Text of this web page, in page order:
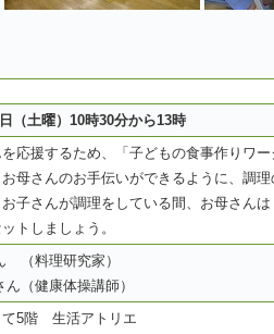
（土曜）10時30分から13時
応援するため、「子どもの食事作りワ
母さんのお手伝いができるように、調
子さんが調理をしている間、お母さん
トしましょう。
（料理研究家）
（健康体操講師）
て5階 生活アトリエ